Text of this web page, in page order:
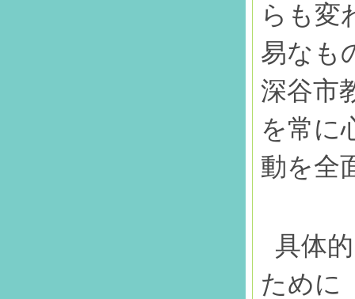
らも変
易なも
深谷市
を常に
動を全
具体
ために